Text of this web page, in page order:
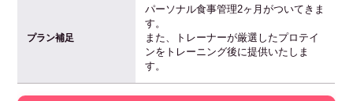
プラン補足
パーソナル食事管理2ヶ月がついてきま
す。
また、トレーナーが厳選したプロテイ
ンをトレーニング後に提供いたしま
す。